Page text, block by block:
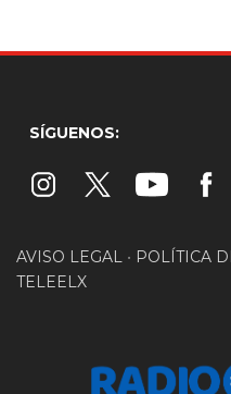
SÍGUENOS:
AVISO LEGAL • POLÍTICA
TELEELX